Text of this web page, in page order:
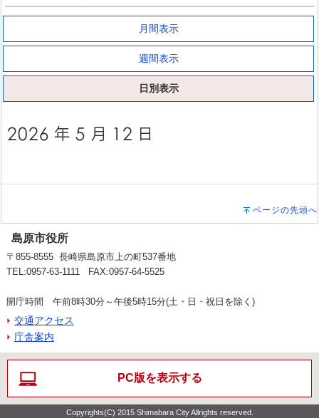
月間表示
週間表示
日別表示
ページの先頭へ
島原市役所
〒855-8555 長崎県島原市上の町537番地
TEL:0957-63-1111 FAX:0957-64-5525
開庁時間 午前8時30分～午後5時15分(土・日・祝日を除く)
交通アクセス
庁舎案内
PC版を表示する
Copyrights(C) 2015 Shimabara City Allrights reserved.